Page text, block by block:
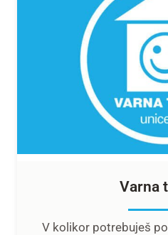
Varna
V kolikor potrebuješ